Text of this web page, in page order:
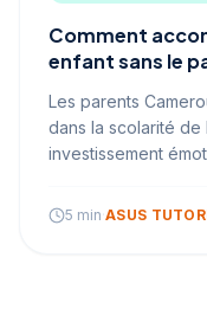
Comment
enfant sans le
Les parents
dans la scolarité de
investissement
intentions, créent
5 min ASUS